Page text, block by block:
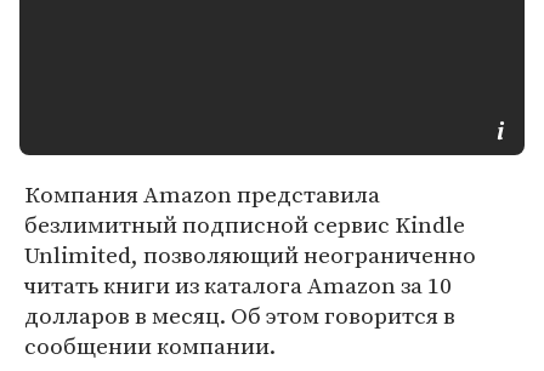
Компания Amazon представила
безлимитный подписной сервис Kindle
Unlimited, позволяющий неограниченно
читать книги из каталога Amazon за 10
долларов в месяц. Об этом говорится в
сообщении компании.